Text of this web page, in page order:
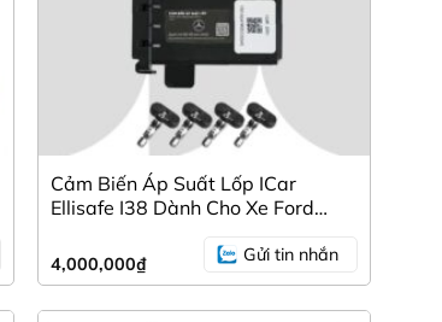
Cảm Biến Áp Suất Lốp ICar
Ellisafe I38 Dành Cho Xe Ford
4,000,000₫ Gửi tin nhắn